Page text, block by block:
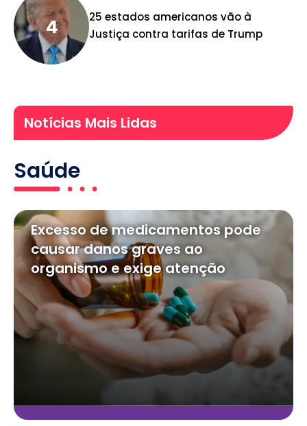
25 estados americanos vão à
Justiça contra tarifas de Trump
Notícias Mais Lidas
Saúde
Excesso de medicamentos pode
causar danos graves ao
organismo e exige atenção